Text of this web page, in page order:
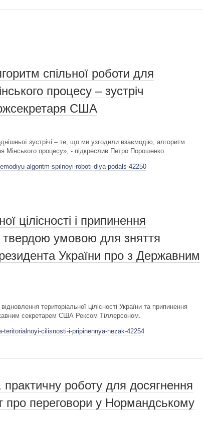
спільної роботи для
процесу – зустріч
США
зустрічі – те, що ми узгодили взаємодію, алгоритм
Мінського процесу», - підкреслив Петро Порошенко.
algoritm-spilnoyi-roboti-dlya-podals-42250
цілісності і припинення
твердою умовою для зняття
України про з Державним
територіальної цілісності України та припинення
секретарем США Рексом Тіллерсоном.
cilisnosti-i-pripinennya-nezak-42254
роботу для досягнення
про переговори у Нормандському